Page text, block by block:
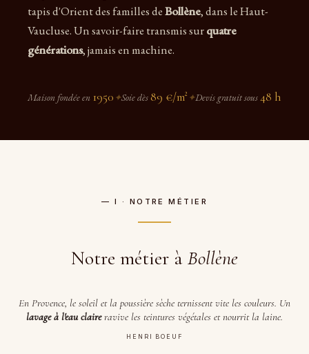
tapis d'Orient des familles deBollène, dans le Haut-
Vaucluse. Un savoir-faire transmis surquatre
générations, jamais en machine.
Maison fondée en 1950 ✦Soie dès 89 €/m² ✦Devis gratuit sous48 h
— I · NOTRE MÉTIER
Notre métier à Bollène
En Provence, le soleil et la poussière sèche ternissent vite les couleurs. Un
lavage à l'eau claireravive les teintures végétales et nourrit la laine.
HENRI BOEUF